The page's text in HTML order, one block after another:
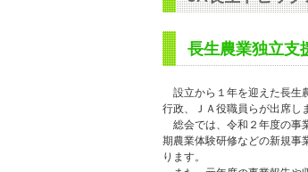
長生農業独立
設立から１年を迎えた長生
行政、ＪＡ役職員らが出席し
総会では、令和２年度の事
期農業体験研修などの新規事
ります。